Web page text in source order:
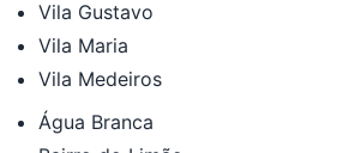
Vila Gustavo
Vila Maria
Vila Medeiros
Água Branca